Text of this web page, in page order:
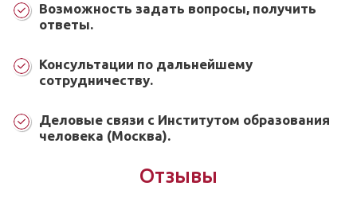
Возможность задать вопросы, получить
ответы.
Консультации по дальнейшему
сотрудничеству.
Деловые связи с Институтом образования
человека (Москва).
Отзывы